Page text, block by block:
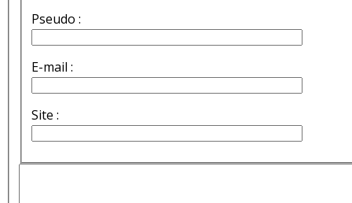
Pseudo :
E-mail :
Site :